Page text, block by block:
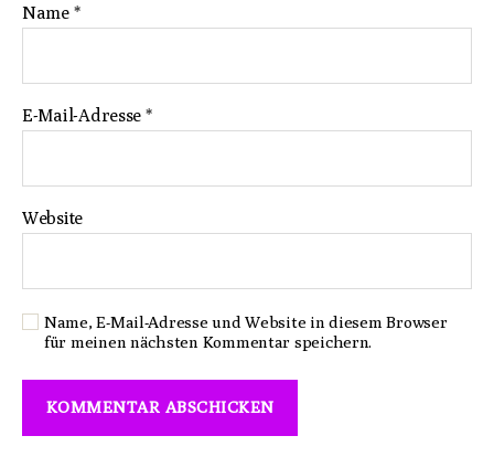
Name *
E-Mail-Adresse *
Website
Name, E-Mail-Adresse und Website in diesem Browser
für meinen nächsten Kommentar speichern.